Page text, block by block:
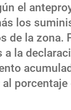
el
los
de la zona.
la